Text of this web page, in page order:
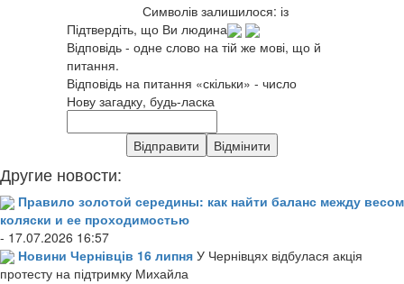
Символів залишилося: із
Підтвердіть, що Ви людина
Відповідь - одне слово на тій же мові, що й
питання.
Відповідь на питання «скільки» - число
Нову загадку, будь-ласка
Другие новости:
Правило золотой середины: как найти баланс между весом
коляски и ее проходимостью
- 17.07.2026 16:57
Новини Чернівців 16 липня У Чернівцях відбулася акція
протесту на підтримку Михайла